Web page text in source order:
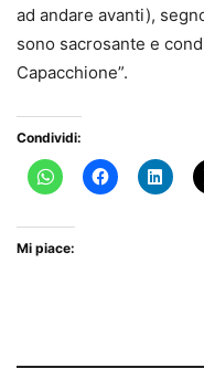
ad andare avanti),
sono sacrosante e
Capacchione”.
Condividi:
Mi piace: